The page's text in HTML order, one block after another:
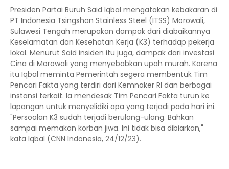
Presiden Partai Buruh Said Iqbal mengatakan kebakaran di
PT Indonesia Tsingshan Stainless Steel (ITSS) Morowali,
Sulawesi Tengah merupakan dampak dari diabaikannya
Keselamatan dan Kesehatan Kerja (K3) terhadap pekerja
lokal. Menurut Said insiden itu juga, dampak dari investasi
Cina di Morowali yang menyebabkan upah murah. Karena
itu Iqbal meminta Pemerintah segera membentuk Tim
Pencari Fakta yang terdiri dari Kemnaker RI dan berbagai
instansi terkait. Ia mendesak Tim Pencari Fakta turun ke
lapangan untuk menyelidiki apa yang terjadi pada hari ini.
"Persoalan K3 sudah terjadi berulang-ulang. Bahkan
sampai memakan korban jiwa. Ini tidak bisa dibiarkan,"
kata Iqbal (CNN Indonesia, 24/12/23).